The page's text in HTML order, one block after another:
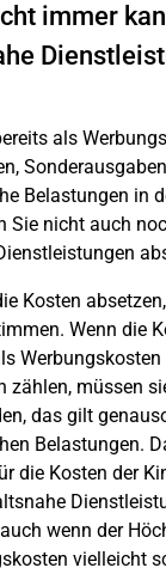
immer
als
Belastungen in
Sie nicht auch
Kosten
Wenn die
Werbungskosten
zählen, müssen
das gilt
Belastungen.
die Kosten der
wenn der
vielleicht